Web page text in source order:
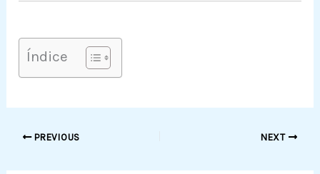
Índice
PREVIOUS NEXT